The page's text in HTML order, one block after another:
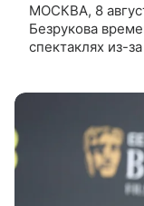
МОСКВА, 8
Безрукова
спектаклях из-